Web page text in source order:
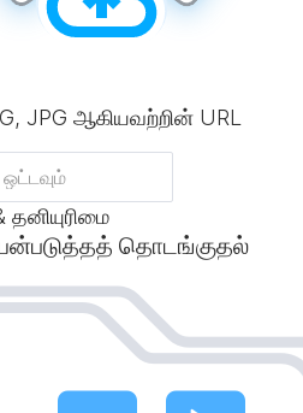
JPG ஆகியவற்றின் URL
தொடங்குதல்